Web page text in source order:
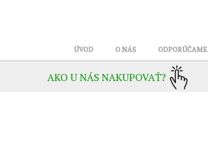
ÚVOD O NÁS ODPORÚČAME
AKO U NÁS NAKUPOVAŤ?